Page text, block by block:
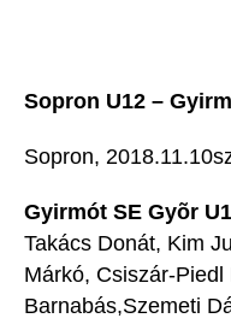
Sopron U12 –
Sopron,
Gyirmót SE Gyõr
Takács Donát, Kim
Márkó, Csiszár-
Barnabás,Szemeti